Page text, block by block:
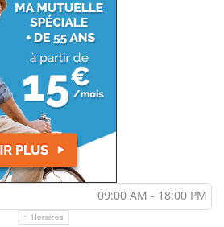
09:00 AM - 18:00 PM
Horaires